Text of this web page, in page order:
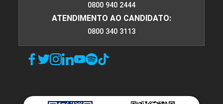
0800 940 2444
ATENDIMENTO AO CANDIDATO:
0800 340 3113